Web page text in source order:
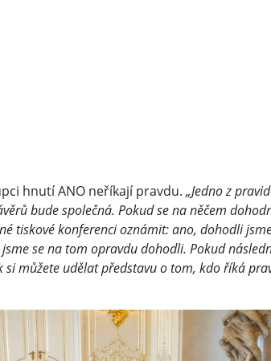
hnutí ANO neříkají pravdu.„Jedno z
bude společná. Pokud se na něčem
tiskové konferenci oznámit: ano, dohodli
se na tom opravdu dohodli. Pokud
můžete udělat představu o tom, kdo říká